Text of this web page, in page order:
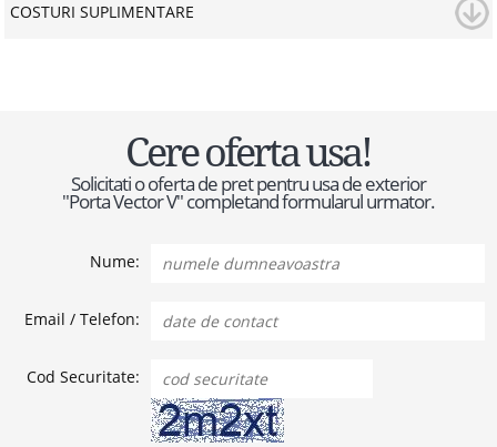
COSTURI SUPLIMENTARE
Cere oferta usa!
Solicitati o oferta de pret pentru usa de exterior
"Porta Vector V" completand formularul urmator.
Nume:
Email / Telefon:
Cod Securitate: